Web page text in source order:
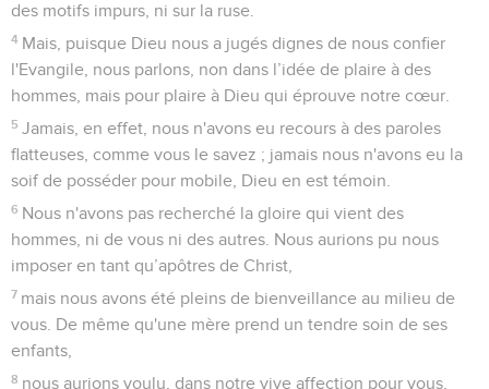
des motifs impurs, ni sur la ruse.
4 Mais, puisque Dieu nous a jugés dignes de nous confier
l'Evangile, nous parlons, non dans l’idée de plaire à des
hommes, mais pour plaire à Dieu qui éprouve notre cœur.
5 Jamais, en effet, nous n'avons eu recours à des paroles
flatteuses, comme vous le savez ; jamais nous n'avons eu la
soif de posséder pour mobile, Dieu en est témoin.
6 Nous n'avons pas recherché la gloire qui vient des
hommes, ni de vous ni des autres. Nous aurions pu nous
imposer en tant qu’apôtres de Christ,
7 mais nous avons été pleins de bienveillance au milieu de
vous. De même qu'une mère prend un tendre soin de ses
enfants,
8 nous aurions voulu, dans notre vive affection pour vous,